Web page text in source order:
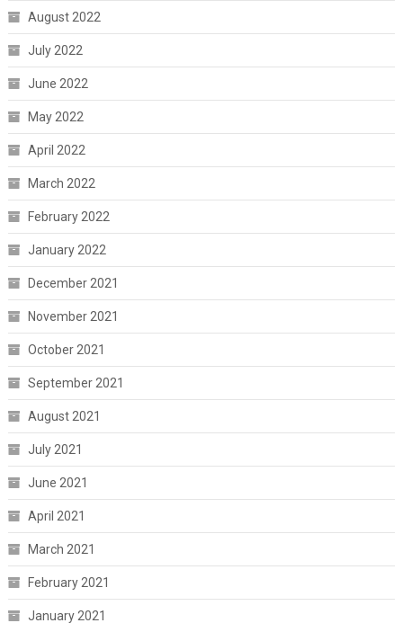
August 2022
July 2022
June 2022
May 2022
April 2022
March 2022
February 2022
January 2022
December 2021
November 2021
October 2021
September 2021
August 2021
July 2021
June 2021
April 2021
March 2021
February 2021
January 2021